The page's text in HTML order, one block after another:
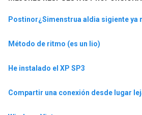
Postinor¿Simenstrua aldia sigiente ya
Método de ritmo (es un lio)
He instalado el XP SP3
Compartir una conexión desde lugar